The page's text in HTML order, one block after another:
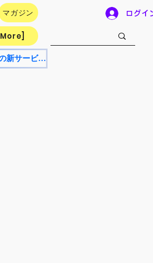
マガジン
[More]
【8/8開催・参加無料】AICU Lab+ NEO 8月号！AI漫画フェスティバル授賞式 × AICU怒涛の新サービス発表会
ログイ